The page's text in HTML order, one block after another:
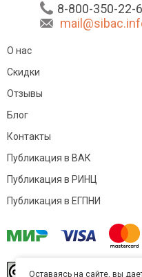
8-800-350-22-
О нас
Скидки
Отзывы
Блог
Контакты
Публикация в ВАК
Публикация в РИНЦ
Публикация в ЕГПНИ
Оставаясь на сайте, вы